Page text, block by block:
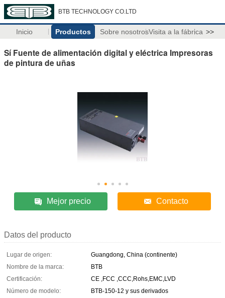
BTB TECHNOLOGY CO.LTD
Inicio Productos Sobre nosotrosVisita a la fábrica >>
Sí Fuente de alimentación digital y eléctrica Impresoras
de pintura de uñas
Mejor precio Contacto
Datos del producto
Lugar de origen:
Guangdong, China (continente)
Nombre de la marca:
BTB
Certificación:
CE ,FCC ,CCC,Rohs,EMC,LVD
Número de modelo:
BTB-150-12 y sus derivados